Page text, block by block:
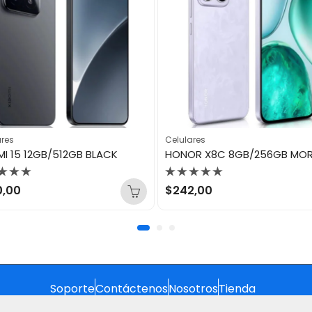
15 12GB/512GB BLACK
Celulares
HONOR X8C 8GB/256GB
Valorado
con
$242,00
SoporteContáctenosNosotrosTienda